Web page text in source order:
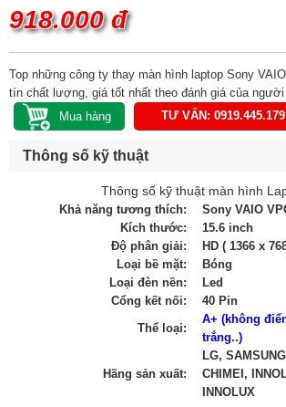
918.000 đ
Top những công ty thay màn hình laptop Sony
tín chất lượng, giá tốt nhất theo đánh giá của người
TƯ VẤN: 0919.445.179
Thông số kỹ thuật
Thông số kỹ thuật màn hình
Khả năng tương thích:
Sony VAIO
Kích thước:
15.6 inch
Độ phân giải:
HD ( 1366 x
Loại bề mặt:
Bóng
Loại đèn nền:
Led
Cổng kết nối:
40 Pin
Thể loại:
A+ (không
trắng..)
Hãng sản xuất:
LG,
CHIMEI,
INNOLUX